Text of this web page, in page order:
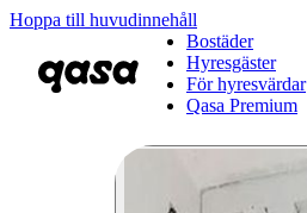
Hoppa till huvudinnehåll
Bostäder
Hyresgäster
För hyresvärdar
Qasa Premium